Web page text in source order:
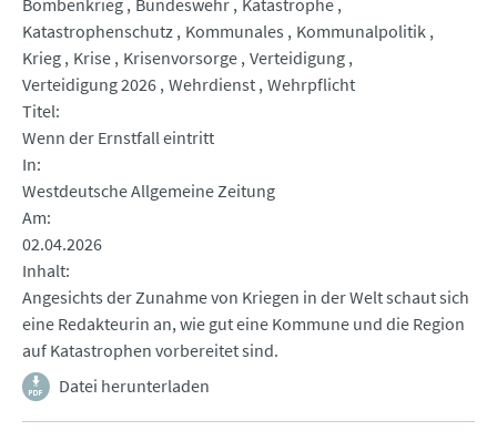
Bombenkrieg Bundeswehr
Katastrophe
Katastrophenschutz Kommunales
Kommunalpolitik
Krieg Krise Krisenvorsorge Verteidigung
Verteidigung 2026 Wehrdienst Wehrpflicht
Titel
Wenn der Ernstfall eintritt
In
Westdeutsche Allgemeine Zeitung
Am
02.04.2026
Inhalt
Angesichts der Zunahme von Kriegen in der Welt schaut sich
eine Redakteurin an, wie gut eine Kommune und die Region
auf Katastrophen vorbereitet sind.
Datei herunterladen